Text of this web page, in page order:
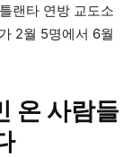
랜타 연방 교도소
2월 5명에서 6월
온 사람들